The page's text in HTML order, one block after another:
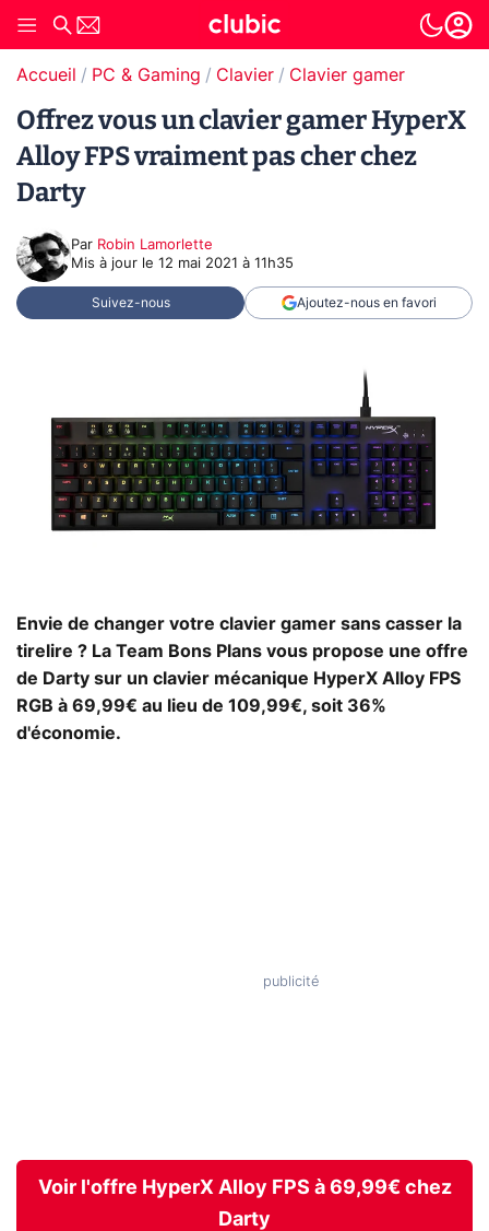
Accueil PC & Gaming Clavier Clavier gamer
Offrez vous un clavier gamer HyperX
Alloy FPS vraiment pas cher chez
Darty
Par Robin Lamorlette
Mis à jour le 12 mai 2021 à 11h35
Suivez-nous Ajoutez-nous en favori
Envie de changer votre clavier gamer sans casser la
tirelire ? La Team Bons Plans vous propose une offre
de Darty sur un clavier mécanique HyperX Alloy FPS
RGB à 69,99€ au lieu de 109,99€, soit 36%
d'économie.
Voir l'offre HyperX Alloy FPS à 69,99€ chez
Darty